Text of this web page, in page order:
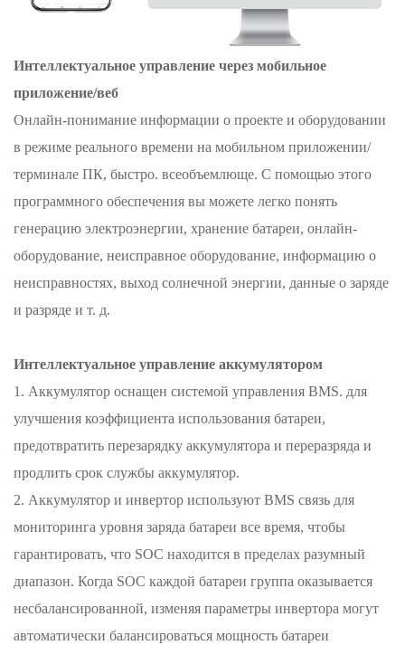
Интеллектуальное управление через мобильное
приложение/веб
Онлайн-понимание информации о проекте и оборудовании
в режиме реального времени на мобильном приложении/
терминале ПК, быстро. всеобъемлюще. С помощью этого
программного обеспечения вы можете легко понять
генерацию электроэнергии, хранение батареи, онлайн-
оборудование, неисправное оборудование, информацию о
неисправностях, выход солнечной энергии, данные о заряде
и разряде и т. д.
Интеллектуальное управление аккумулятором
1. Аккумулятор оснащен системой управления BMS. для
улучшения коэффициента использования батареи,
предотвратить перезарядку аккумулятора и переразряда и
продлить срок службы аккумулятор.
2. Аккумулятор и инвертор используют BMS связь для
мониторинга уровня заряда батареи все время, чтобы
гарантировать, что SOC находится в пределах разумный
диапазон. Когда SOC каждой батареи группа оказывается
несбалансированной, изменяя параметры инвертора могут
автоматически балансироваться мощность батареи